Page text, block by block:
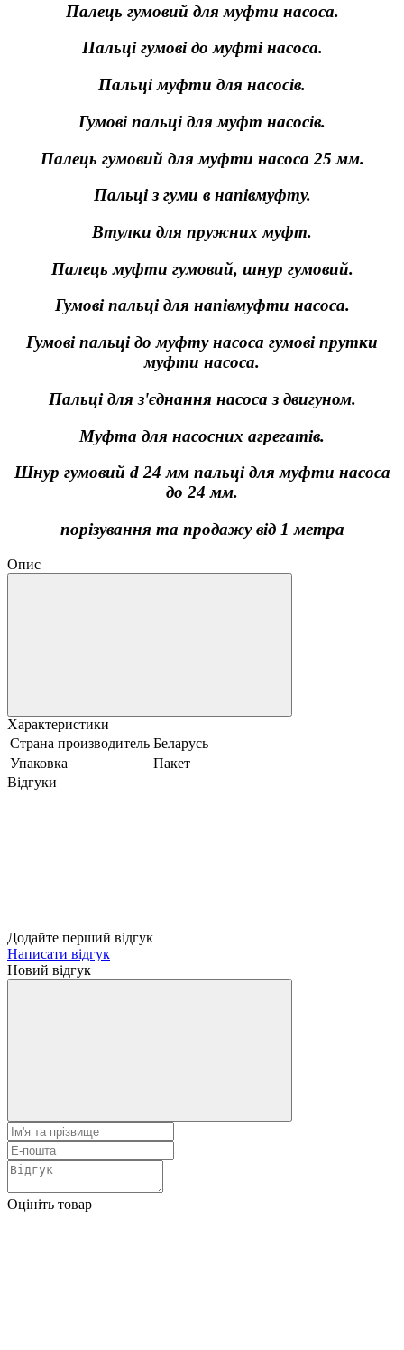
Палець гумовий для муфти насоса.
Пальці гумові до муфті насоса.
Пальці муфти для насосів.
Гумові пальці для муфт насосів.
Палець гумовий для муфти насоса 25 мм.
Пальці з гуми в напівмуфту.
Втулки для пружних муфт.
Палець муфти гумовий, шнур гумовий.
Гумові пальці для напівмуфти насоса.
Гумові пальці до муфту насоса гумові прутки
муфти насоса.
Пальці для з'єднання насоса з двигуном.
Муфта для насосних агрегатів.
Шнур гумовий d 24 мм пальці для муфти насоса
до 24 мм.
порізування та продажу від 1 метра
Опис
Характеристики
Страна производитель Беларусь
Упаковка
Пакет
Відгуки
Додайте перший відгук
Написати відгук
Новий відгук
Оцініть товар